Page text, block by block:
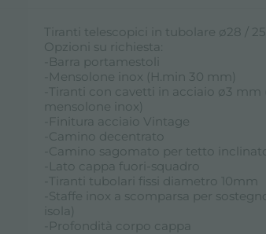
Tiranti telescopici in tubolare ø28 /
Opzioni su richiesta:
-Barra portamestoli
-Mensolone inox (H.min 30 mm)
-Tiranti con cavetti in acciaio ø3
mensolone inox)
-Finitura acciaio Vintage
-Camino decentrato
-Camino sagomato per tetto
-Lato cappa fuori-squadro
-Tiranti tubolari fissi diametro 10mm
-Staffe inox a scomparsa per
isola)
-Profondità corpo cappa